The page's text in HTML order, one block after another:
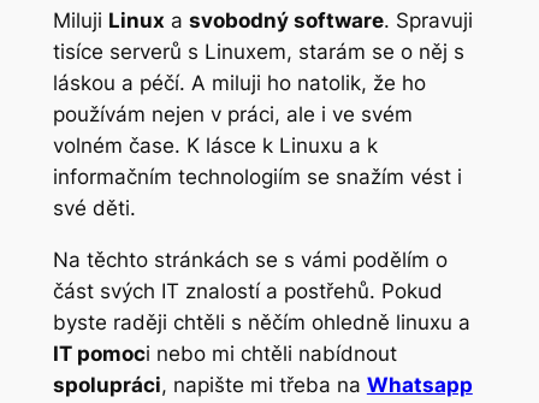
Miluji Linux a svobodný software. Spravuji
tisíce serverů s Linuxem, starám se o něj s
láskou a péčí. A miluji ho natolik, že ho
používám nejen v práci, ale i ve svém
volném čase. K lásce k Linuxu a k
informačním technologiím se snažím vést i
své děti.
Na těchto stránkách se s vámi podělím o
část svých IT znalostí a postřehů. Pokud
byste raději chtěli s něčím ohledně linuxu a
IT pomoci nebo mi chtěli nabídnout
spolupráci, napište mi třeba na Whatsapp